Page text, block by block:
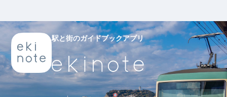
駅と街のガイドブックアプリ